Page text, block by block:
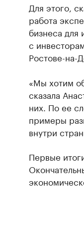
Для этого,
работа
бизнеса для
с
Ростове-на-
«Мы хотим
сказала
них. По ее
примеры
внутри
Первые